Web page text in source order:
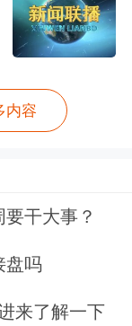
新高！
原铝供需
吨。电解
供应无法
放
吗？
中信
内容
干大事？
盘吗
来了解一下